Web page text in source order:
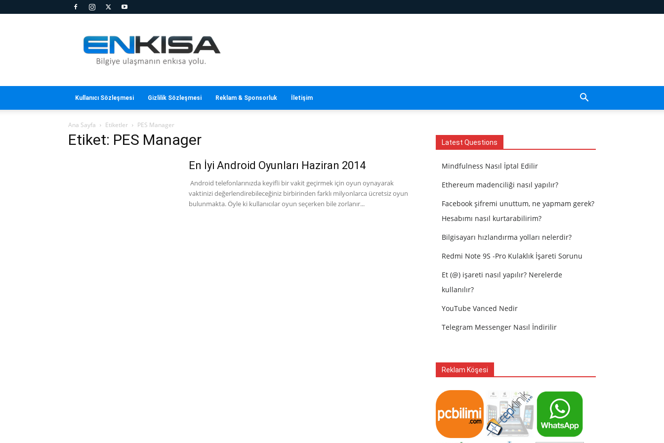
Kısa
Kullanıcı Sözleşmesi Gizlilik Sözleşmesi Reklam & Sponsorluk İletişim
Ana Sayfa Etiketler PES Manager
Etiket: PES Manager
En İyi Android Oyunları Haziran 2014
Android telefonlarınızda keyifli bir vakit geçirmek için oyun oynayarak
vaktinizi değerlendirebileceğiniz birbirinden farklı milyonlarca ücretsiz oyun
bulunmakta. Öyle ki kullanıcılar oyun seçerken bile zorlanır...
Latest Questions
Mindfulness Nasıl İptal Edilir
Ethereum madenciliği nasıl yapılır?
Facebook şifremi unuttum, ne yapmam gerek?
Hesabımı nasıl kurtarabilirim?
Bilgisayarı hızlandırma yolları nelerdir?
Redmi Note 9S -Pro Kulaklık İşareti Sorunu
Et (@) işareti nasıl yapılır? Nerelerde
kullanılır?
YouTube Vanced Nedir
Telegram Messenger Nasıl İndirilir
Reklam Köşesi